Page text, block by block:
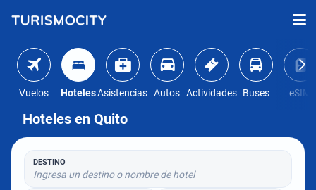
Vuelos HotelesAsistencias Autos Actividades Buses eSIM
Hoteles en Quito
DESTINO
Ingresa un destino o nombre de hotel